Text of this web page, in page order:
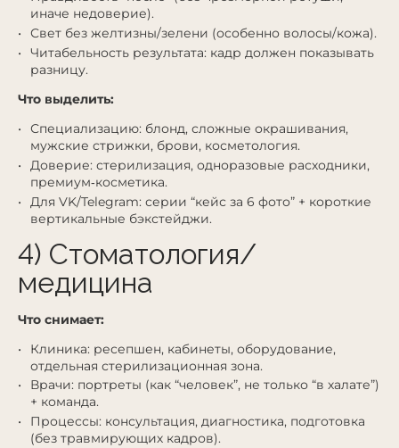
иначе недоверие).
Свет без желтизны/зелени (особенно волосы/кожа).
Читабельность результата: кадр должен показывать
разницу.
Что выделить:
Специализацию: блонд, сложные окрашивания,
мужские стрижки, брови, косметология.
Доверие: стерилизация, одноразовые расходники,
премиум‑косметика.
Для VK/Telegram: серии “кейс за 6 фото” + короткие
вертикальные бэкстейджи.
4) Стоматология/
медицина
Что снимает:
Клиника: ресепшен, кабинеты, оборудование,
отдельная стерилизационная зона.
Врачи: портреты (как “человек”, не только “в халате”)
+ команда.
Процессы: консультация, диагностика, подготовка
(без травмирующих кадров).